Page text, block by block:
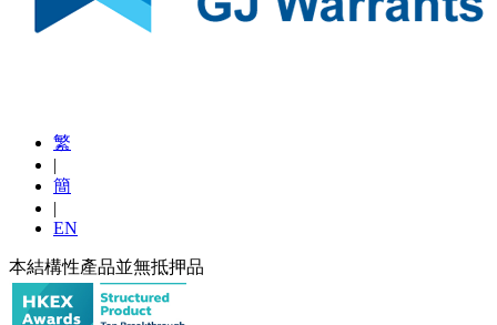
繁
|
簡
|
EN
本結構性產品並無抵押品